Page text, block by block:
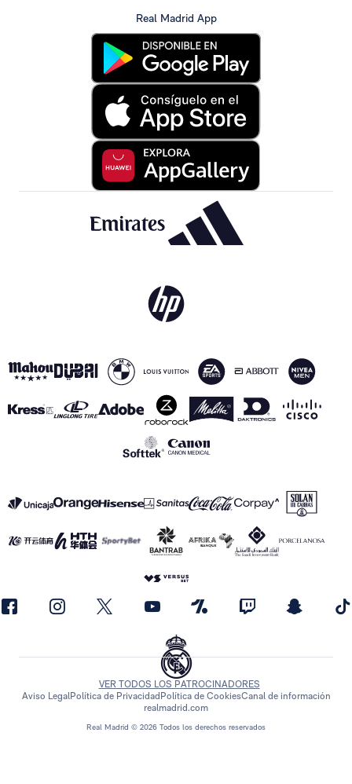
Real Madrid App
Real Madrid © 2026 Todos los derechos reservados
VER TODOS LOS PATROCINADORES
Aviso LegalPolítica de Privacidad Política de CookiesCanal de información
realmadrid.com